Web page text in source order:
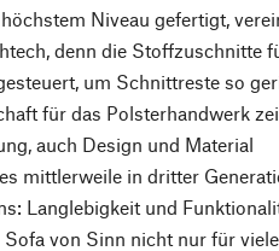
Niveau gefertigt,
denn die Stoffzuschnitte
um Schnittreste so
für das Polsterhandwerk
auch Design und Material
mittlerweile in dritter
Langlebigkeit und
von Sinn nicht nur für